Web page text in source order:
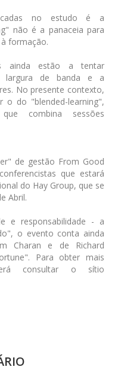
no estudo é a
não é a panaceia para
formação.
ainda estão a tentar
largura de banda e a
No presente contexto,
o do "blended-learning",
combina sessões
de gestão From Good
que estará
do Hay Group, que se
Abril.
e responsabilidade - a
o evento conta ainda
Charan e de Richard
Para obter mais
consultar o sítio